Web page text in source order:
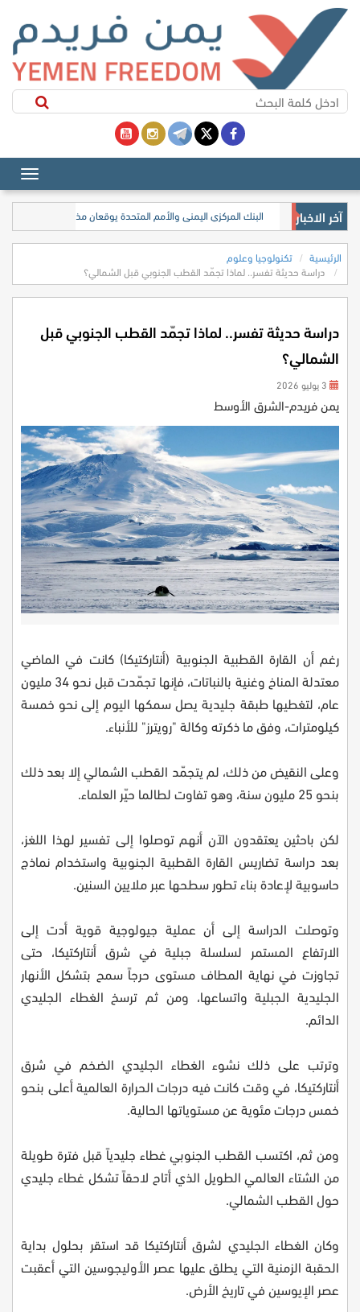
آخر الاخبار البنك المركزي اليمني والأمم المتحدة يوقعان مذكرة تفاهم لتعزيز
الرئيسية
تكنولوجيا وعلوم
دراسة حديثة تفسر.. لماذا تجمّد القطب الجنوبي قبل الشمالي؟
دراسة حديثة تفسر.. لماذا تجمّد القطب الجنوبي قبل
الشمالي؟
يمن فريدم-الشرق الأوسط
رغم أن القارة القطبية الجنوبية (أنتاركتيكا) كانت في الماضي
معتدلة المناخ وغنية بالنباتات، فإنها تجمّدت قبل نحو 34 مليون
عام، لتغطيها طبقة جليدية يصل سمكها اليوم إلى نحو خمسة
كيلومترات، وفق ما ذكرته وكالة "رويترز" للأنباء.
وعلى النقيض من ذلك، لم يتجمّد القطب الشمالي إلا بعد ذلك
بنحو 25 مليون سنة، وهو تفاوت لطالما حيّر العلماء.
لكن باحثين يعتقدون الآن أنهم توصلوا إلى تفسير لهذا اللغز،
بعد دراسة تضاريس القارة القطبية الجنوبية واستخدام نماذج
حاسوبية لإعادة بناء تطور سطحها عبر ملايين السنين.
وتوصلت الدراسة إلى أن عملية جيولوجية قوية أدت إلى
الارتفاع المستمر لسلسلة جبلية في شرق أنتاركتيكا، حتى
تجاوزت في نهاية المطاف مستوى حرجاً سمح بتشكل الأنهار
الجليدية الجبلية واتساعها، ومن ثم ترسخ الغطاء الجليدي
الدائم.
وترتب على ذلك نشوء الغطاء الجليدي الضخم في شرق
أنتاركتيكا، في وقت كانت فيه درجات الحرارة العالمية أعلى بنحو
خمس درجات مئوية عن مستوياتها الحالية.
ومن ثم، اكتسب القطب الجنوبي غطاء جليدياً قبل فترة طويلة
من الشتاء العالمي الطويل الذي أتاح لاحقاً تشكل غطاء جليدي
حول القطب الشمالي.
وكان الغطاء الجليدي لشرق أنتاركتيكا قد استقر بحلول بداية
الحقبة الزمنية التي يطلق عليها عصر الأوليجوسين التي أعقبت
عصر الإيوسين في تاريخ الأرض.